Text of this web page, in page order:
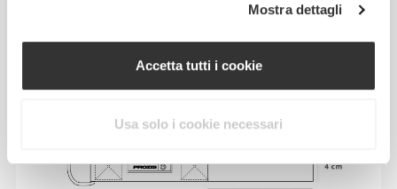
Mostra dettagli
Accetta tutti i cookie
Usa solo i cookie necessari